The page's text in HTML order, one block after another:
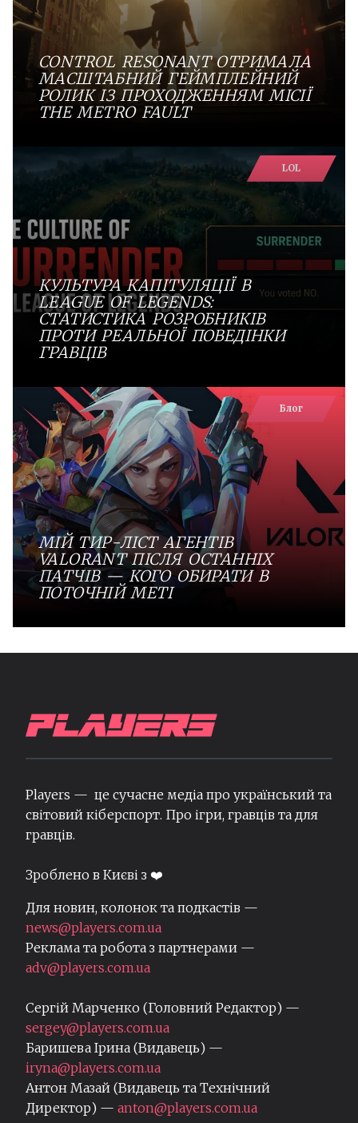
CONTROL RESONANT ОТРИМАЛА
МАСШТАБНИЙ ГЕЙМПЛЕЙНИЙ
РОЛИК ІЗ ПРОХОДЖЕННЯМ МІСІЇ
THE METRO FAULT
LOL
КУЛЬТУРА КАПІТУЛЯЦІЇ В
LEAGUE OF LEGENDS:
СТАТИСТИКА РОЗРОБНИКІВ
ПРОТИ РЕАЛЬНОЇ ПОВЕДІНКИ
ГРАВЦІВ
Блог
МІЙ ТИР-ЛІСТ АГЕНТІВ
VALORANT ПІСЛЯ ОСТАННІХ
ПАТЧІВ — КОГО ОБИРАТИ В
ПОТОЧНІЙ МЕТІ
Players — це сучасне медіа про український та
світовий кіберспорт. Про ігри, гравців та для
гравців.
Зроблено в Києві з ❤️
Для новин, колонок та подкастів —
news@players.com.ua
Реклама та робота з партнерами —
adv@players.com.ua
Сергій Марченко (Головний Редактор) —
sergey@players.com.ua
Баришева Ірина (Видавець) —
iryna@players.com.ua
Антон Мазай (Видавець та Технічний
Директор) — anton@players.com.ua